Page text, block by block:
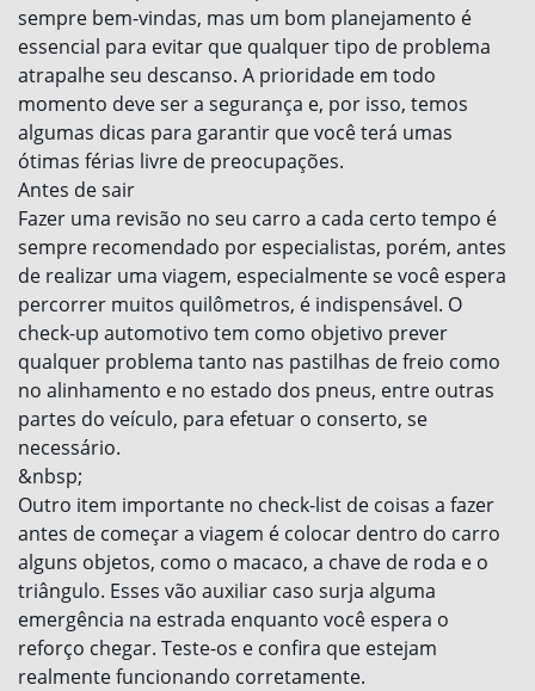
sempre bem-vindas, mas um bom planejamento é
essencial para evitar que qualquer tipo de problema
atrapalhe seu descanso. A prioridade em todo
momento deve ser a segurança e, por isso, temos
algumas dicas para garantir que você terá umas
ótimas férias livre de preocupações.
Antes de sair
Fazer uma revisão no seu carro a cada certo tempo é
sempre recomendado por especialistas, porém, antes
de realizar uma viagem, especialmente se você espera
percorrer muitos quilômetros, é indispensável. O
check-up automotivo tem como objetivo prever
qualquer problema tanto nas pastilhas de freio como
no alinhamento e no estado dos pneus, entre outras
partes do veículo, para efetuar o conserto, se
necessário.
&nbsp;
Outro item importante no check-list de coisas a fazer
antes de começar a viagem é colocar dentro do carro
alguns objetos, como o macaco, a chave de roda e o
triângulo. Esses vão auxiliar caso surja alguma
emergência na estrada enquanto você espera o
reforço chegar. Teste-os e confira que estejam
realmente funcionando corretamente.